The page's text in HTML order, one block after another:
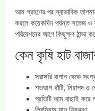
আম গ্রহণের পর স্বাভাবিক
করলে কয়েকদিন পর্যন্ত সতেজ ও
পরিবেশনের আগে কিছুক্ষণ ঠান্ডা
কেন কৃষি হাট
সরাসরি বাগান থেকে
শতভাগ খাঁটি, নিরাপদ ও
প্রতিটি আম বাছাই করে